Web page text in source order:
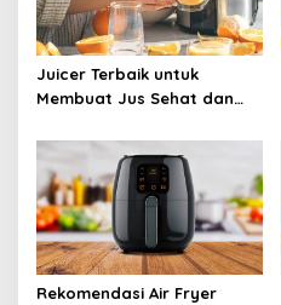
Juicer Terbaik untuk
Membuat Jus Sehat dan
Rekomendasi Air Fryer